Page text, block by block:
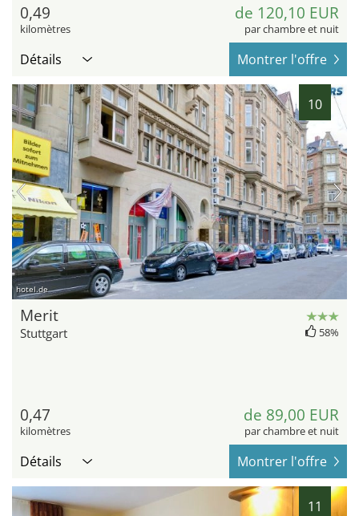
0,49
kilomètres
de 120,10 EUR
par chambre et nuit
Détails Montrer l'offre
10
hotel.de
Merit
Stuttgart 58%
0,47
kilomètres
de 89,00 EUR
par chambre et nuit
Détails Montrer l'offre
11